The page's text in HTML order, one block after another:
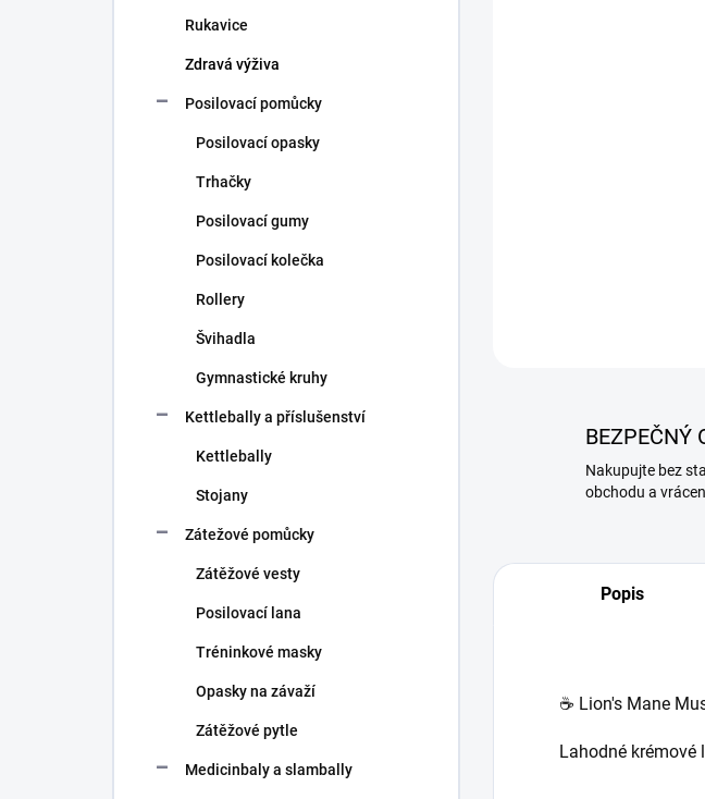
Rukavice
Zdravá výživa
Posilovací pomůcky
Posilovací opasky
Trhačky
Posilovací gumy
Posilovací kolečka
Rollery
Švihadla
Gymnastické kruhy
Kettlebally a příslušenství
Kettlebally
Stojany
Zátežové pomůcky
Zátěžové vesty
Posilovací lana
Tréninkové masky
Opasky na závaží
Zátěžové pytle
Medicinbaly a slambally
BEZPEČNÝ
Nakupujte bez
obchodu a
Popis
☕ Lion's Mane
Lahodné krémové